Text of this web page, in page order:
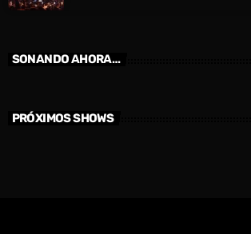
SONANDO AHORA…
PRÓXIMOS SHOWS